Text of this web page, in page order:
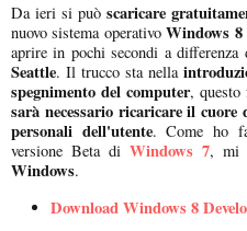
Da ieri si può scaricare
nuovo sistema operativoWindows 8
aprire in pochi secondi a
Seattle. Il trucco sta nella
spegnimento del computer, questo
sarà necessario ricaricare il cuore
personali dell'utente. Come ho
versione Beta di Windows 7, mi
Windows.
Download Windows 8